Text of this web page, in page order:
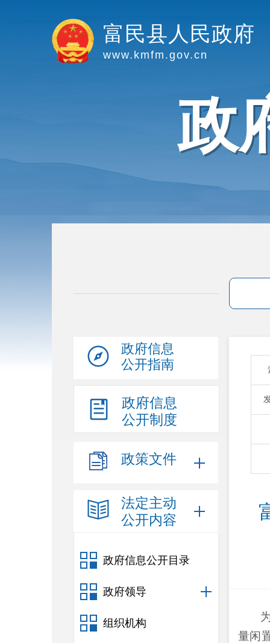
富民县人民政府
www.kmfm.gov.cn
政
政府信息
公开指南
政府信息
公开制度
政策文件
法定主动
公开内容
政府信息公开目录
政府领导
组织机构
量闲